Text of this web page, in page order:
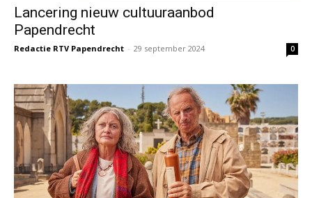
Lancering nieuw cultuuraanbod
Papendrecht
Redactie RTV Papendrecht - 29 september 2024 0